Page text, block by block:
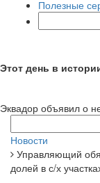
Полезные
Этот день в
Эквадор объявил о
Новости
Управляющий
долей в с/х